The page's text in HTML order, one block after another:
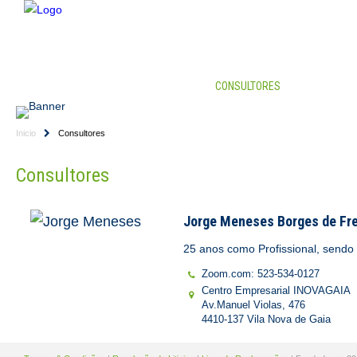
CONSULTORES
Inicio Consultores
Consultores
Jorge Meneses Borges de
25 anos como Profissional,
Zoom.com: 523-534-0127
Centro Empresarial INOVAGAIA
Av.Manuel Violas, 476
4410-137 Vila Nova de Gaia